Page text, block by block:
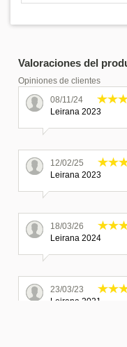
Valoraciones del
Opiniones de clientes
08/11/24
Leirana 2023
12/02/25
Leirana 2023
18/03/26
Leirana 2024
23/03/23
Leirana 2021